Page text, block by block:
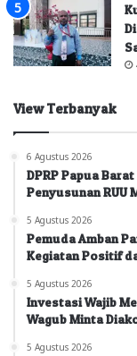
View Terbanyak
6 Agustus 2026
DPRP Papua
Penyusunan RUU
5 Agustus 2026
Pemuda Amban
Kegiatan Positif
5 Agustus 2026
Investasi Wajib
Wagub Minta
5 Agustus 2026